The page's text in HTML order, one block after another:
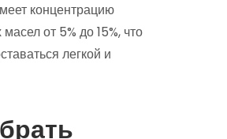
концентрацию
от 5% до 15%, что
легкой и